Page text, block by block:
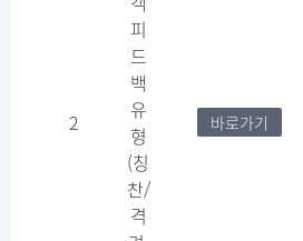
2
피
드
백
유
형
(칭
찬/
격
바로가기